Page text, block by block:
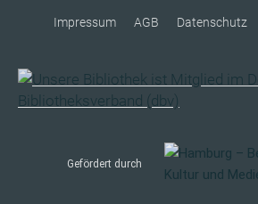
Impressum AGB Datenschutz
Gefördert durch